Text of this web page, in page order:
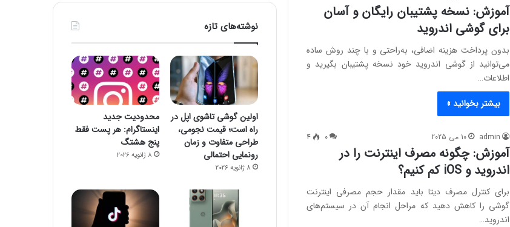
آموزش: نسخه پشتیبان رایگان و آسان
برای گوشی اندروید
بدون پرداخت هزینه اضافی، به‌راحتی و با چند روش ساده
می‌توانید از گوشی اندروید خود نسخه پشتیبان بگیرید و
اطلاعات…
بیشتر بخوانید »
admin 10 می 2025 0
4
آموزش: چگونه مصرف اینترنت را در
اندروید و iOS کم کنیم؟
برای کنترل مصرف دیتا باید مقدار حجم مصرفی اینترنت
گوشی را کاهش دهید که مراحل انجام آن در سیستم‌های
اندروید…
نوشته‌های تازه
اولین گوشی تاشوی اپل در
راه است؛ قیمت نجومی،
طراحی متفاوت و زمان
رونمایی احتمالی
8 ژانویه 2026
محدودیت جدید
اینستاگرام: هر پست فقط
پنج هشتگ
8 ژانویه 2026